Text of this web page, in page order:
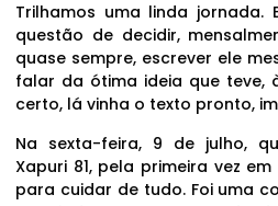
Trilhamos uma linda jornada.
questão de decidir,
quase sempre, escrever ele
falar da ótima ideia que teve,
certo, lá vinha o texto pronto,
Na sexta-feira, 9 de julho,
Xapuri 81, pela primeira vez
para cuidar de tudo. Foi uma